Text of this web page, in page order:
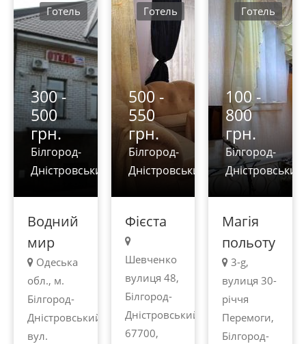
300 -
500
грн.
Білгород-
Дністровський
Водний
мир
Одеська
обл., м.
Білгород-
Дністровський,
вул.
Готель
500 -
550
грн.
Білгород-
Дністровський
Фієста
Шевченко
вулиця 48,
Білгород-
Дністровський,
67700,
Готель
100 -
800
грн.
Білгород-
Дністровський
Магія
польоту
3-g,
вулиця 30-
річчя
Перемоги,
Білгород-
Готель